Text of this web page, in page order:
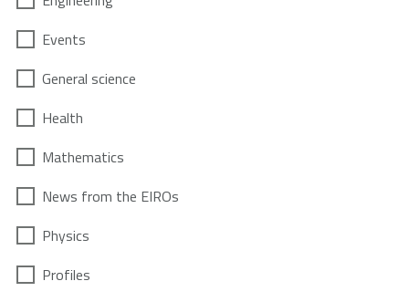
Events
General science
Health
Mathematics
News from the EIROs
Physics
Profiles